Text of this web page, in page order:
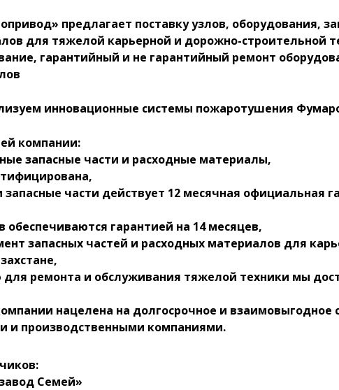
предлагает поставку узлов, оборудования,
для тяжелой карьерной и дорожно-строительной
гарантийный и не гарантийный ремонт
инновационные системы пожаротушения
компании:
запасные части и расходные материалы,
запасные части действует 12 месячная официальная
обеспечиваются гарантией на 14 месяцев,
запасных частей и расходных материалов для
ремонта и обслуживания тяжелой техники мы
нацелена на долгосрочное и взаимовыгодное
и производственными компаниями.
Семей»